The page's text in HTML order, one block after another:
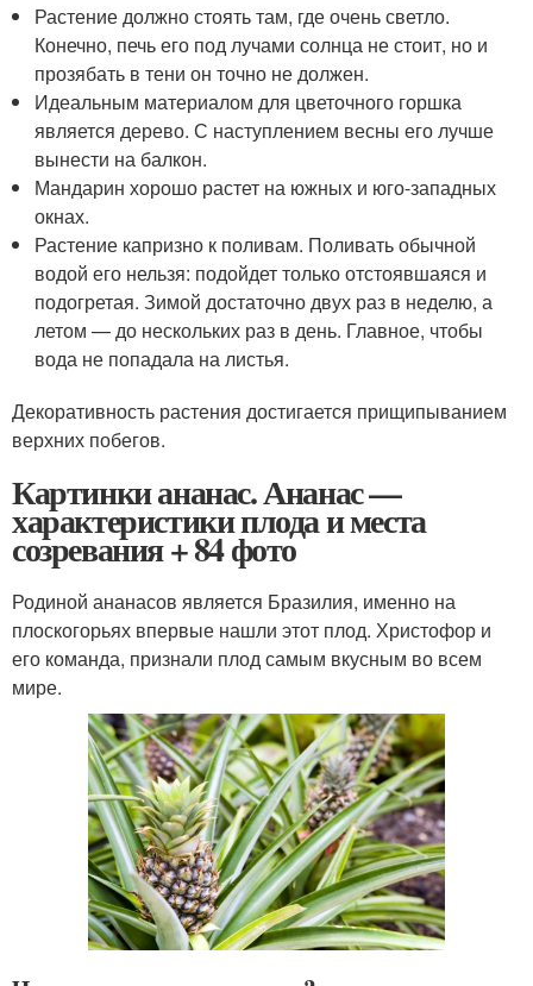
Растение должно стоять там, где очень светло.
Конечно, печь его под лучами солнца не стоит, но и
прозябать в тени он точно не должен.
Идеальным материалом для цветочного горшка
является дерево. С наступлением весны его лучше
вынести на балкон.
Мандарин хорошо растет на южных и юго-западных
окнах.
Растение капризно к поливам. Поливать обычной
водой его нельзя: подойдет только отстоявшаяся и
подогретая. Зимой достаточно двух раз в неделю, а
летом — до нескольких раз в день. Главное, чтобы
вода не попадала на листья.
Декоративность растения достигается прищипыванием
верхних побегов.
Картинки ананас. Ананас —
характеристики плода и места
созревания + 84 фото
Родиной ананасов является Бразилия, именно на
плоскогорьях впервые нашли этот плод. Христофор и
его команда, признали плод самым вкусным во всем
мире.